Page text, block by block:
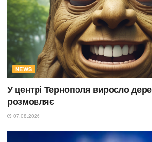
NEWS
У центрі Тернополя виросло
розмовляє
07.08.2026